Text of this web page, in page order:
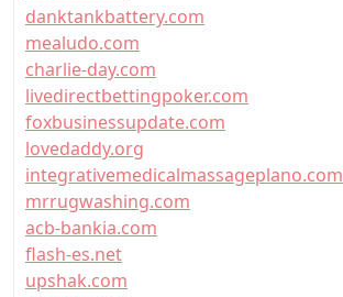
danktankbattery.com
mealudo.com
charlie-day.com
livedirectbettingpoker.com
foxbusinessupdate.com
lovedaddy.org
integrativemedicalmassageplano.com
mrrugwashing.com
acb-bankia.com
flash-es.net
upshak.com